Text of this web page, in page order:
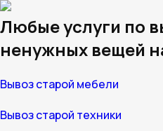
Любые услуги по
ненужных вещей
Вывоз старой мебели
Вывоз старой техники